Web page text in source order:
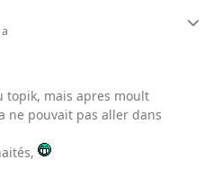
topik, mais apres moult
ne pouvait pas aller dans